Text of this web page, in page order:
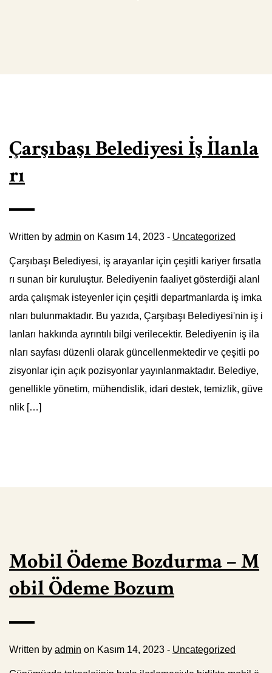
Çarşıbaşı Belediyesi İş İlanla
rı
Written by admin on Kasım 14, 2023 - Uncategorized
Çarşıbaşı Belediyesi, iş arayanlar için çeşitli kariyer fırsatla
rı sunan bir kuruluştur. Belediyenin faaliyet gösterdiği alanl
arda çalışmak isteyenler için çeşitli departmanlarda iş imka
nları bulunmaktadır. Bu yazıda, Çarşıbaşı Belediyesi'nin iş i
lanları hakkında ayrıntılı bilgi verilecektir. Belediyenin iş ila
nları sayfası düzenli olarak güncellenmektedir ve çeşitli po
zisyonlar için açık pozisyonlar yayınlanmaktadır. Belediye,
genellikle yönetim, mühendislik, idari destek, temizlik, güve
nlik […]
Mobil Ödeme Bozdurma – M
obil Ödeme Bozum
Written by admin on Kasım 14, 2023 - Uncategorized